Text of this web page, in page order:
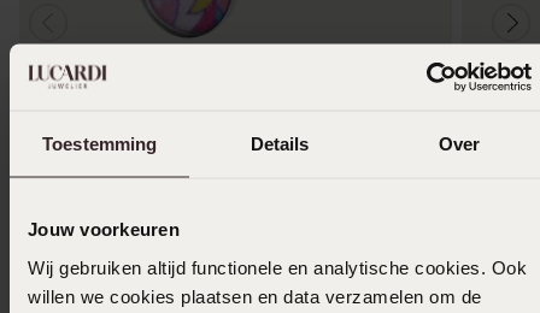
Toestemming Details Over
Jouw voorkeuren
Wij gebruiken altijd functionele en analytische cookies. Ook
willen we cookies plaatsen en data verzamelen om de
5mm 230
14